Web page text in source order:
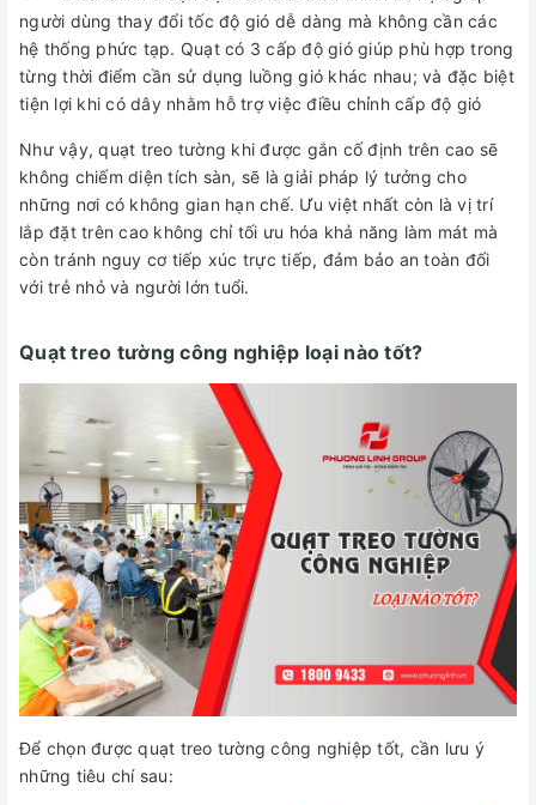
người dùng thay đổi tốc độ gió dễ dàng mà không cần các
hệ thống phức tạp. Quạt có 3 cấp độ gió giúp phù hợp trong
từng thời điểm cần sử dụng luồng gió khác nhau; và đặc biệt
tiện lợi khi có dây nhằm hỗ trợ việc điều chỉnh cấp độ gió
Như vậy, quạt treo tường khi được gắn cố định trên cao sẽ
không chiếm diện tích sàn, sẽ là giải pháp lý tưởng cho
những nơi có không gian hạn chế. Ưu việt nhất còn là vị trí
lắp đặt trên cao không chỉ tối ưu hóa khả năng làm mát mà
còn tránh nguy cơ tiếp xúc trực tiếp, đảm bảo an toàn đối
với trẻ nhỏ và người lớn tuổi.
Quạt treo tường công nghiệp loại nào tốt?
Để chọn được quạt treo tường công nghiệp tốt, cần lưu ý
những tiêu chí sau: